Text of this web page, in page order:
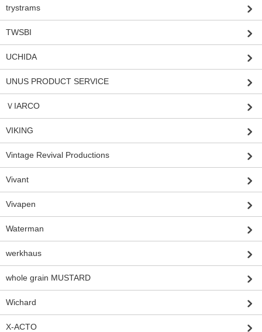
trystrams
TWSBI
UCHIDA
UNUS PRODUCT SERVICE
ＶIARCO
VIKING
Vintage Revival Productions
Vivant
Vivapen
Waterman
werkhaus
whole grain MUSTARD
Wichard
X-ACTO